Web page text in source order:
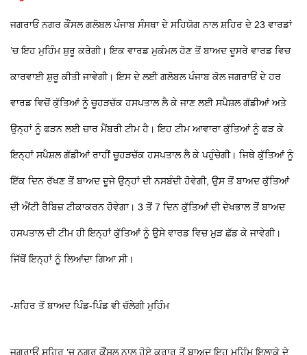
ਜਗਰਾਓਂ ਨਗਰ ਕੌਂਸਲ ਗਲੋਬਲ ਪੰਜਾਬ ਸੰਸਥਾ ਦੇ ਸਹਿਯੋਗ ਨਾਲ ਸ਼ਹਿਰ ਦੇ 23 ਵਾਰਡਾਂ
’ਚ ਇਹ ਮੁਹਿੰਮ ਸ਼ੁਰੂ ਕਰੇਗੀ। ਇਕ ਵਾਰਡ ਮੁਕੰਮਲ ਹੋਣ ਤੋਂ ਬਾਅਦ ਦੂਸਰੇ ਵਾਰਡ ਵਿਚ
ਕਾਰਵਾਈ ਸ਼ੁਰੂ ਕੀਤੀ ਜਾਵੇਗੀ। ਇਸ ਦੇ ਲਈ ਗਲੋਬਲ ਪੰਜਾਬ ਕੋਲ ਜਗਰਾਓਂ ਦੇ ਹਰ
ਵਾਰਡ ਵਿਚੋਂ ਕੁੱਤਿਆਂ ਨੂੰ ਚੂਹੜਚੱਕ ਹਸਪਤਾਲ ਲੈ ਕੇ ਜਾਣ ਲਈ ਸਪੈਸ਼ਲ ਗੱਡੀਆਂ ਅਤੇ
ਉਨ੍ਹਾਂ ਨੂੰ ਫੜਨ ਲਈ ਚਾਰ ਮੈਂਬਰੀ ਟੀਮ ਹੈ। ਇਹ ਟੀਮ ਆਵਾਰਾ ਕੁੱਤਿਆਂ ਨੂੰ ਫੜ ਕੇ
ਇਨ੍ਹਾਂ ਸਪੈਸ਼ਲ ਗੱਡੀਆਂ ਰਾਹੀਂ ਚੂਹੜਚੱਕ ਹਸਪਤਾਲ ਲੈ ਕੇ ਪਹੁੰਚੇਗੀ। ਜਿਥੇ ਕੁੱਤਿਆਂ ਨੂੰ
ਇੱਕ ਦਿਨ ਰੱਖਣ ਤੋਂ ਬਾਅਦ ਦੂਜੇ ਉਨ੍ਹਾਂ ਦੀ ਨਸਬੰਦੀ ਹੋਵੇਗੀ, ਉਸ ਤੋਂ ਬਾਅਦ ਕੁੱਤਿਆਂ
ਦੀ ਐਂਟੀ ਰੈਬਿਜ਼ ਟੀਕਾਕਰਨ ਹੋਵੇਗਾ। 3 ਤੋਂ 7 ਦਿਨ ਕੁੱਤਿਆਂ ਦੀ ਦੇਖਭਾਲ ਤੋਂ ਬਾਅਦ
ਹਸਪਤਾਲ ਦੀ ਟੀਮ ਹੀ ਇਨ੍ਹਾਂ ਕੁੱਤਿਆਂ ਨੂੰ ਉਸੇ ਵਾਰਡ ਵਿਚ ਮੁੜ ਛੱਡ ਕੇ ਜਾਵੇਗੀ।
ਜਿੱਥੋਂ ਇਨ੍ਹਾਂ ਨੂੰ ਲਿਆਂਦਾ ਗਿਆ ਸੀ।
-ਸ਼ਹਿਰ ਤੋਂ ਬਾਅਦ ਪਿੰਡ-ਪਿੰਡ ਵੀ ਚੱਲੇਗੀ ਮੁਹਿੰਮ
ਜਗਰਾਓਂ ਸ਼ਹਿਰ ’ਚ ਨਗਰ ਕੌਂਸਲ ਨਾਲ ਹੋਏ ਕਰਾਰ ਤੋਂ ਬਾਅਦ ਇਹ ਮੁਹਿੰਮ ਇਲਾਕੇ ਦੇ